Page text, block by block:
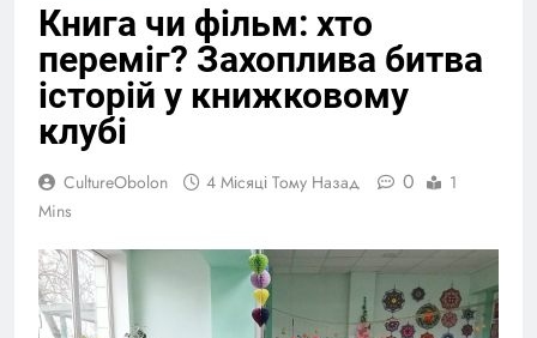
Книга чи фільм: хто
переміг? Захоплива битва
історій у книжковому
клубі
CultureObolon 4 Місяці Тому Назад 0
1
Mins